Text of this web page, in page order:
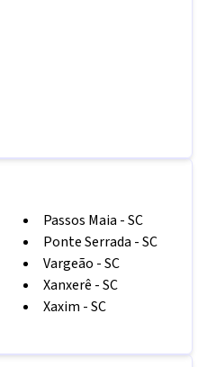
Passos Maia -SC
Ponte Serrada -SC
Vargeão -SC
Xanxerê -SC
Xaxim -SC